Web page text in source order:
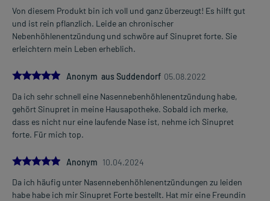
Von diesem Produkt bin ich voll und ganz überzeugt! Es hilft gut
und ist rein pflanzlich. Leide an chronischer
Nebenhöhlenentzündung und schwöre auf Sinupret forte. Sie
erleichtern mein Leben erheblich.
5.0Anonym aus Suddendorf 05.08.2022
Da ich sehr schnell eine Nasennebenhöhlenentzündung habe,
gehört Sinupret in meine Hausapotheke. Sobald ich merke,
dass es nicht nur eine laufende Nase ist, nehme ich Sinupret
forte. Für mich top.
5.0Anonym 10.04.2024
Da ich häufig unter Nasennebenhöhlenentzündungen zu leiden
habe habe ich mir Sinupret Forte bestellt. Hat mir eine Freundin